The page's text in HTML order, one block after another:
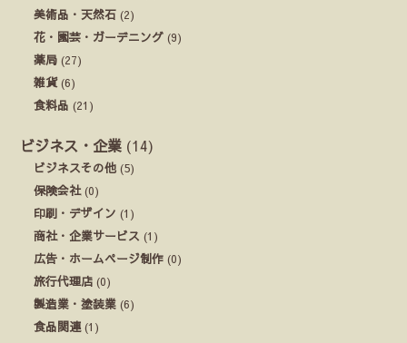
美術品・天然石 (2)
花・園芸・ガーデニング (9)
薬局 (27)
雑貨(6)
食料品 (21)
ビジネス・企業 (14)
ビジネスその他 (5)
保険会社(0)
印刷・デザイン (1)
商社・企業サービス (1)
広告・ホームページ制作 (0)
旅行代理店 (0)
製造業・塗装業 (6)
食品関連 (1)